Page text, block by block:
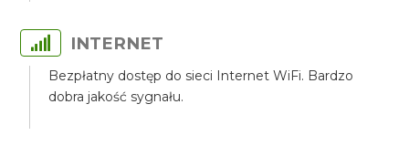
INTERNET
Bezpłatny dostęp do sieci Internet WiFi. Bardzo
dobra jakość sygnału.